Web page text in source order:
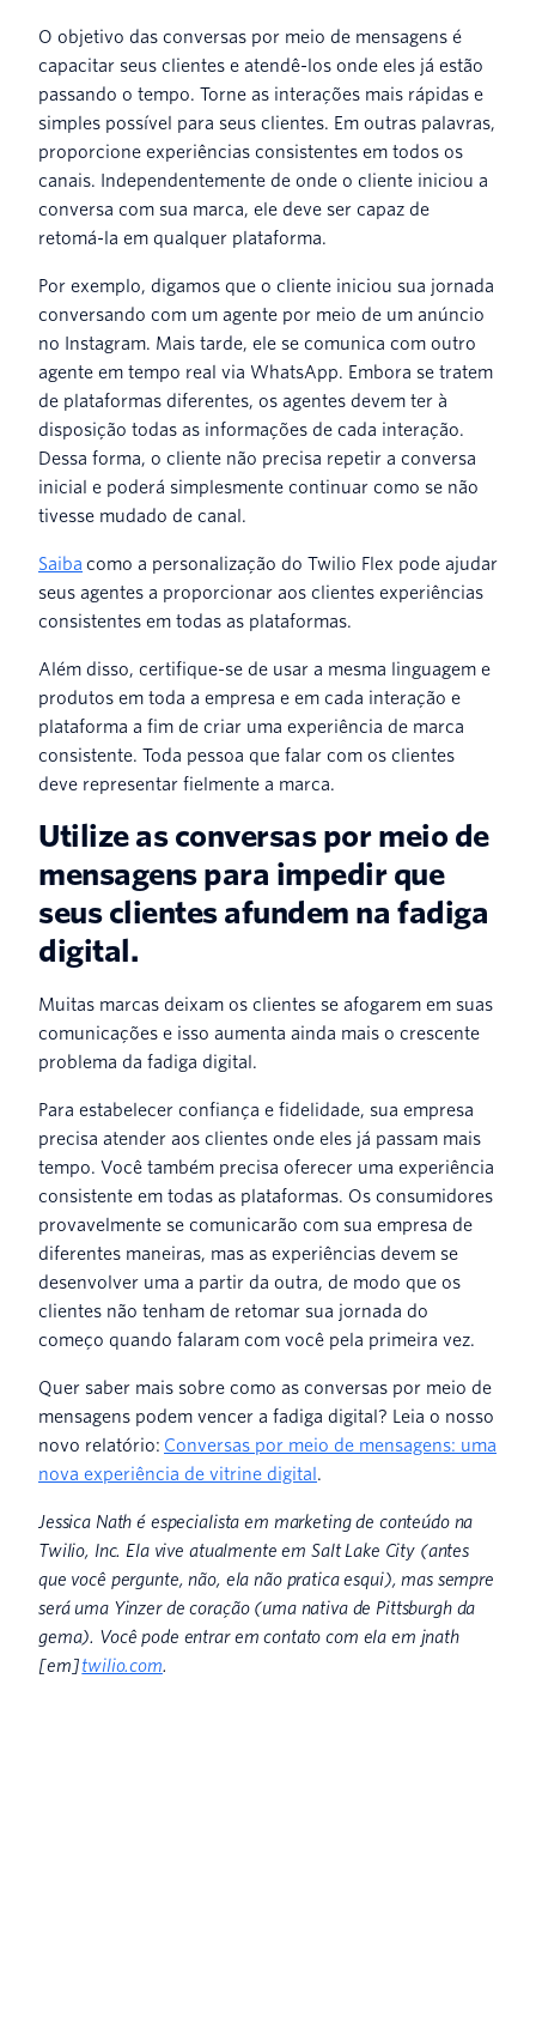
O objetivo das conversas por meio de mensagens é
capacitar seus clientes e atendê-los onde eles já estão
passando o tempo. Torne as interações mais rápidas e
simples possível para seus clientes. Em outras palavras,
proporcione experiências consistentes em todos os
canais. Independentemente de onde o cliente iniciou a
conversa com sua marca, ele deve ser capaz de
retomá-la em qualquer plataforma.
Por exemplo, digamos que o cliente iniciou sua jornada
conversando com um agente por meio de um anúncio
no Instagram. Mais tarde, ele se comunica com outro
agente em tempo real via WhatsApp. Embora se tratem
de plataformas diferentes, os agentes devem ter à
disposição todas as informações de cada interação.
Dessa forma, o cliente não precisa repetir a conversa
inicial e poderá simplesmente continuar como se não
tivesse mudado de canal.
Saiba como a personalização do Twilio Flex pode ajudar
seus agentes a proporcionar aos clientes experiências
consistentes em todas as plataformas.
Além disso, certifique-se de usar a mesma linguagem e
produtos em toda a empresa e em cada interação e
plataforma a fim de criar uma experiência de marca
consistente. Toda pessoa que falar com os clientes
deve representar fielmente a marca.
Utilize as conversas por meio de
mensagens para impedir que
seus clientes afundem na fadiga
digital.
Muitas marcas deixam os clientes se afogarem em suas
comunicações e isso aumenta ainda mais o crescente
problema da fadiga digital.
Para estabelecer confiança e fidelidade, sua empresa
precisa atender aos clientes onde eles já passam mais
tempo. Você também precisa oferecer uma experiência
consistente em todas as plataformas. Os consumidores
provavelmente se comunicarão com sua empresa de
diferentes maneiras, mas as experiências devem se
desenvolver uma a partir da outra, de modo que os
clientes não tenham de retomar sua jornada do
começo quando falaram com você pela primeira vez.
Quer saber mais sobre como as conversas por meio de
mensagens podem vencer a fadiga digital? Leia o nosso
novo relatório: Conversas por meio de mensagens: uma
nova experiência de vitrine digital .
Jessica Nath é especialista em marketing de conteúdo na
Twilio, Inc. Ela vive atualmente em Salt Lake City (antes
que você pergunte, não, ela não pratica esqui), mas sempre
será uma Yinzer de coração (uma nativa de Pittsburgh da
gema). Você pode entrar em contato com ela em jnath
[em]twilio.com.